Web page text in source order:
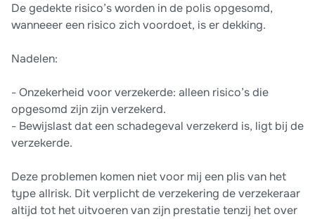
De gedekte risico’s worden in de polis opgesomd,
wanneeer een risico zich voordoet, is er dekking.
Nadelen:
- Onzekerheid voor verzekerde: alleen risico’s die
opgesomd zijn zijn verzekerd.
- Bewijslast dat een schadegeval verzekerd is, ligt bij de
verzekerde.
Deze problemen komen niet voor mij een plis van het
type allrisk. Dit verplicht de verzekering de verzekeraar
altijd tot het uitvoeren van zijn prestatie tenzij het over